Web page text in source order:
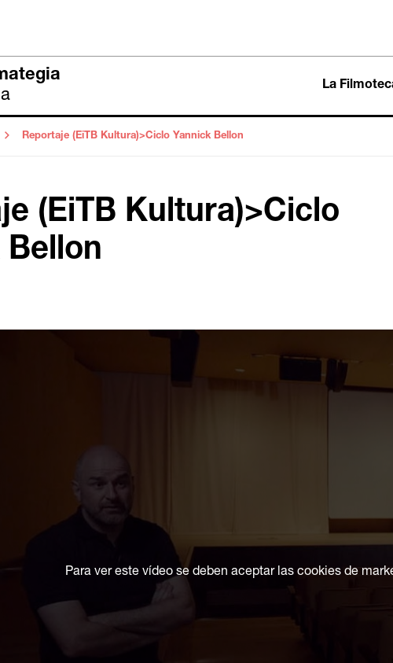
La
Reportaje (EiTB Kultura)>Ciclo Yannick Bellon
(EiTB Kultura)>Ciclo
Bellon
Para ver este vídeo se deben aceptar las cookies de